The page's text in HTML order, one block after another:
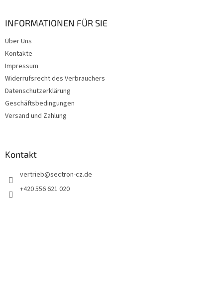
INFORMATIONEN FÜR SIE
Über Uns
Kontakte
Impressum
Widerrufsrecht des Verbrauchers
Datenschutzerklärung
Geschäftsbedingungen
Versand und Zahlung
Kontakt
vertrieb@sectron-cz.de
+420 556 621 020